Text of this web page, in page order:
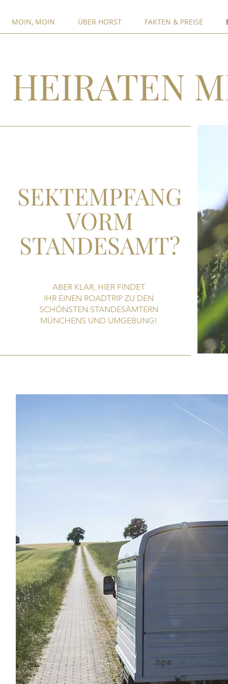
MOIN, MOIN ÜBER HORST FAKTEN & PREISE
HEIRATEN
SEKTEMPFANG
VORM
STANDESAMT?
ABER KLAR, HIER FINDET
IHR EINEN ROADTRIP ZU DEN
SCHÖNSTEN STANDESÄMTERN
MÜNCHENS UND UMGEBUNG!